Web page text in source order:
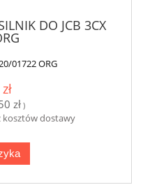
DO JCB 3CX
01722 ORG
zł)
kosztów dostawy